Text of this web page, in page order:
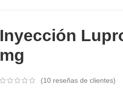
Inyección
mg
(10reseñas de clientes)